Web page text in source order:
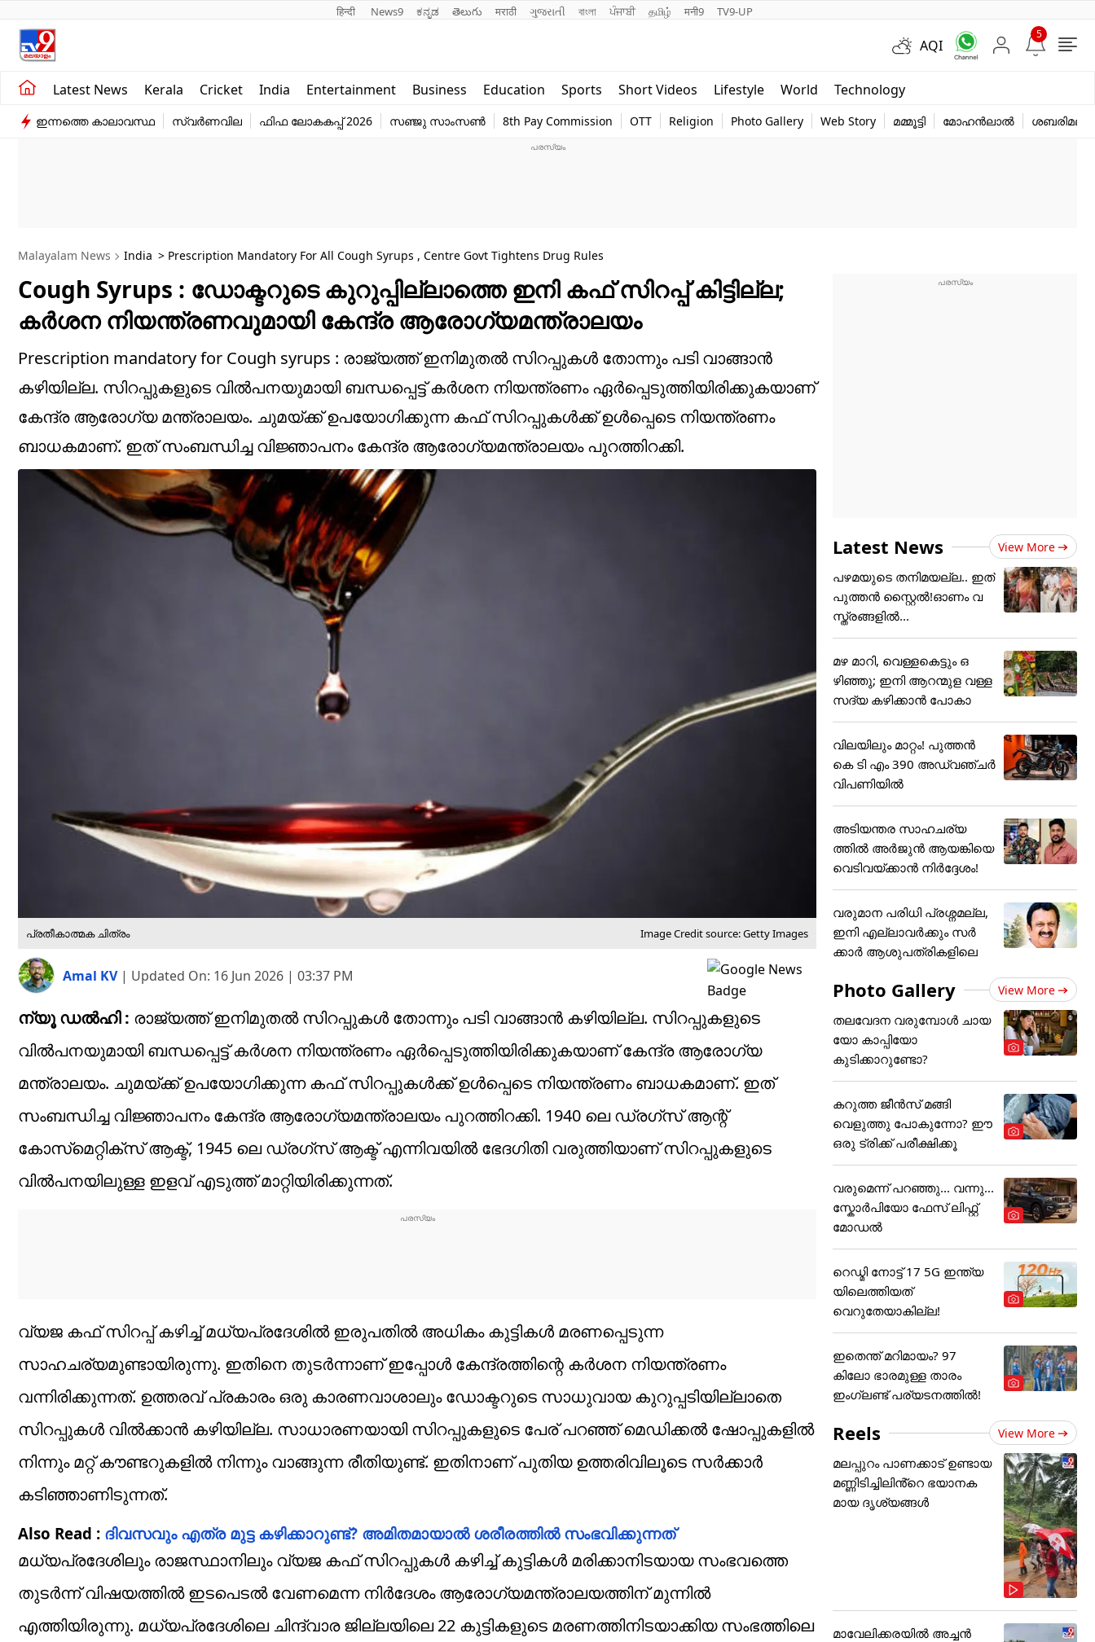
हिन्दी News9 ಕನ್ನಡ తెలుగు मराठी ગુજરાતી বাংলা ਪੰਜਾਬੀ தமிழ் मनी9 TV9-UP
AQI
5
Latest News Kerala Cricket India Entertainment Business Education Sports Short Videos Lifestyle World Technology
Kerala
India
Education
world
Web Story
ഇന്നത്തെ കാലാവസ്ഥ സ്വർണവില ഫിഫ ലോകകപ്പ് 2026 സഞ്ജു സാംസൺ 8th Pay Commission OTT Religion Photo Gallery Web Story മമ്മൂട്ടി മോഹൻലാൽ ശബരിമല
Malayalam News India > Prescription Mandatory For All Cough Syrups , Centre Govt Tightens Drug Rules
Cough Syrups : ഡോക്ടറുടെ കുറുപ്പില്ലാത്തെ ഇനി കഫ് സിറപ്പ് കിട്ടില്ല;
കര്‍ശന നിയന്ത്രണവുമായി കേന്ദ്ര ആരോഗ്യമന്ത്രാലയം
Prescription mandatory for Cough syrups : രാജ്യത്ത് ഇനിമുതല്‍ സിറപ്പുകള്‍ തോന്നും പടി വാങ്ങാന്‍
കഴിയില്ല. സിറപ്പുകളുടെ വില്‍പനയുമായി ബന്ധപ്പെട്ട് കര്‍ശന നിയന്ത്രണം ഏര്‍പ്പെടുത്തിയിരിക്കുകയാണ്
കേന്ദ്ര ആരോഗ്യ മന്ത്രാലയം. ചുമയ്ക്ക് ഉപയോഗിക്കുന്ന കഫ് സിറപ്പുകള്‍ക്ക് ഉള്‍പ്പെടെ നിയന്ത്രണം
ബാധകമാണ്. ഇത് സംബന്ധിച്ച വിജ്ഞാപനം കേന്ദ്ര ആരോഗ്യമന്ത്രാലയം പുറത്തിറക്കി.
പ്രതീകാത്മക ചിത്രം Image Credit source: Getty Images
Amal KV | Updated On: 16 Jun 2026 | 03:37 PM
ന്യൂ ഡല്‍ഹി : രാജ്യത്ത് ഇനിമുതല്‍ സിറപ്പുകള്‍ തോന്നും പടി വാങ്ങാന്‍ കഴിയില്ല. സിറപ്പുകളുടെ
വില്‍പനയുമായി ബന്ധപ്പെട്ട് കര്‍ശന നിയന്ത്രണം ഏര്‍പ്പെടുത്തിയിരിക്കുകയാണ് കേന്ദ്ര ആരോഗ്യ
മന്ത്രാലയം. ചുമയ്ക്ക് ഉപയോഗിക്കുന്ന കഫ് സിറപ്പുകള്‍ക്ക് ഉള്‍പ്പെടെ നിയന്ത്രണം ബാധകമാണ്. ഇത്
സംബന്ധിച്ച വിജ്ഞാപനം കേന്ദ്ര ആരോഗ്യമന്ത്രാലയം പുറത്തിറക്കി. 1940 ലെ ഡ്രഗ്‌സ് ആന്റ്
കോസ്‌മെറ്റിക്‌സ് ആക്ട്, 1945 ലെ ഡ്രഗ്‌സ് ആക്ട് എന്നിവയില്‍ ഭേദഗിതി വരുത്തിയാണ് സിറപ്പുകളുടെ
വില്‍പനയിലുള്ള ഇളവ് എടുത്ത് മാറ്റിയിരിക്കുന്നത്.
വ്യജ കഫ് സിറപ്പ് കഴിച്ച് മധ്യപ്രദേശില്‍ ഇരുപതില്‍ അധികം കുട്ടികള്‍ മരണപ്പെടുന്ന
സാഹചര്യമുണ്ടായിരുന്നു. ഇതിനെ തുടര്‍ന്നാണ് ഇപ്പോള്‍ കേന്ദ്രത്തിന്റെ കര്‍ശന നിയന്ത്രണം
വന്നിരിക്കുന്നത്. ഉത്തരവ് പ്രകാരം ഒരു കാരണവാശാലും ഡോക്ടറുടെ സാധുവായ കുറുപ്പടിയില്ലാതെ
സിറപ്പുകള്‍ വില്‍ക്കാന്‍ കഴിയില്ല. സാധാരണയായി സിറപ്പുകളുടെ പേര് പറഞ്ഞ് മെഡിക്കല്‍ ഷോപ്പുകളില്‍
നിന്നും മറ്റ് കൗണ്ടറുകളില്‍ നിന്നും വാങ്ങുന്ന രീതിയുണ്ട്. ഇതിനാണ് പുതിയ ഉത്തരിവിലൂടെ സര്‍ക്കാര്‍
കടിഞ്ഞാണിടുന്നത്.
Also Read : ദിവസവും എത്ര മുട്ട കഴിക്കാറുണ്ട്? അമിതമായാൽ ശരീരത്തിൽ സംഭവിക്കുന്നത്
മധ്യപ്രദേശിലും രാജസ്ഥാനിലും വ്യജ കഫ് സിറപ്പുകള്‍ കഴിച്ച് കുട്ടികള്‍ മരിക്കാനിടയായ സംഭവത്തെ
തുടര്‍ന്ന് വിഷയത്തില്‍ ഇടപെടല്‍ വേണമെന്ന നിര്‍ദേശം ആരോഗ്യമന്ത്രാലയത്തിന് മുന്നില്‍
എത്തിയിരുന്നു. മധ്യപ്രദേശിലെ ചിന്ദ്വാര ജില്ലയിലെ 22 കുട്ടികളുടെ മരണത്തിനിടയാക്കിയ സംഭത്തിലെ
Latest News View More
പഴമയുടെ തനിമയല്ല.. ഇത്
പുത്തൻ സ്റ്റൈൽ!ഓണം വ
സ്ത്രങ്ങളിൽ...
മഴ മാറി, വെള്ളകെട്ടും ഒ
ഴിഞ്ഞു; ഇനി ആറന്മുള വള്ള
സദ്യ കഴിക്കാൻ പോകാ
വിലയിലും മാറ്റം! പുത്തൻ
കെ ടി എം 390 അഡ്വഞ്ചർ
വിപണിയിൽ
അടിയന്തര സാഹചര്യ
ത്തിൽ അർജുൻ ആയങ്കിയെ
വെടിവയ്ക്കാൻ നിർദ്ദേശം!
വരുമാന പരിധി പ്രശ്നമല്ല,
ഇനി എല്ലാവർക്കും സർ
ക്കാർ ആശുപത്രികളിലെ
Photo Gallery View More
തലവേദന വരുമ്പോൾ ചായ
യോ കാപ്പിയോ
കുടിക്കാറുണ്ടോ?
കറുത്ത ജീൻസ് മങ്ങി
വെളുത്തു പോകുന്നോ? ഈ
ഒരു ട്രിക്ക് പരീക്ഷിക്കൂ
വരുമെന്ന് പറഞ്ഞു... വന്നു...
സ്കോർപിയോ ഫേസ് ലിഫ്റ്റ്
മോഡൽ
റെഡ്മി നോട്ട് 17 5G ഇന്ത്യ
യിലെത്തിയത്
വെറുതേയാകില്ല!
ഇതെന്ത് മറിമായം? 97
കിലോ ഭാരമുള്ള താരം
ഇംഗ്ലണ്ട് പര്യടനത്തില്‍!
Reels View More
മലപ്പുറം പാണക്കാട് ഉണ്ടായ
മണ്ണിടിച്ചിലിൻ്റെ ഭയാനക
മായ ദൃശ്യങ്ങൾ
മാവേലിക്കരയിൽ അച്ചൻ